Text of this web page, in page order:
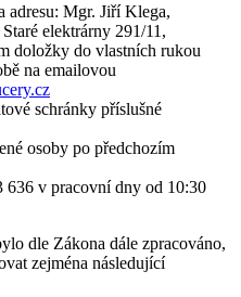
adresu: Mgr. Jiří Klega,
elektrárny 291/11,
doložky do vlastních rukou
na emailovou
schránky příslušné
osoby po předchozím
636 v pracovní dny od 10:30
dle Zákona dále zpracováno,
zejména následující